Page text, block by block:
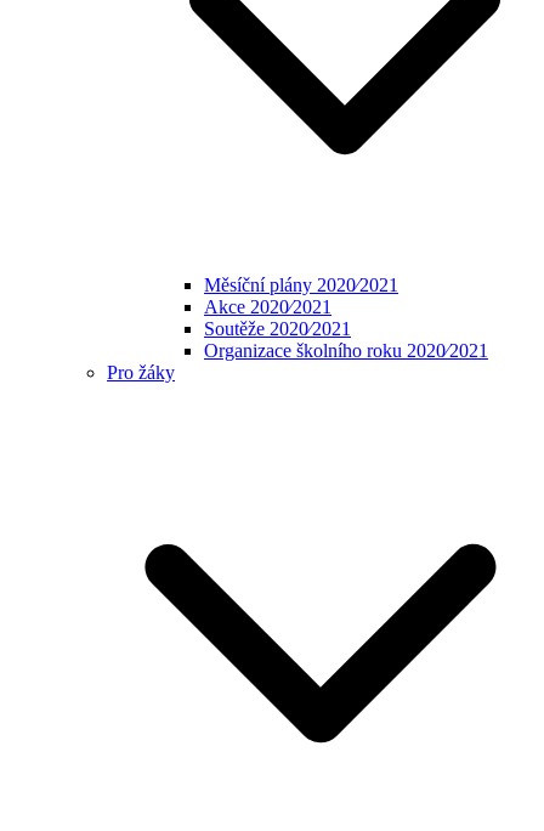
Měsíční plány 2020⁄2021
Akce 2020⁄2021
Soutěže 2020⁄2021
Organizace školního roku 2020⁄2021
Pro žáky